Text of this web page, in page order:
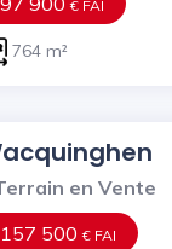
€ FAI
764 m²
en Vente
157 500€ FAI